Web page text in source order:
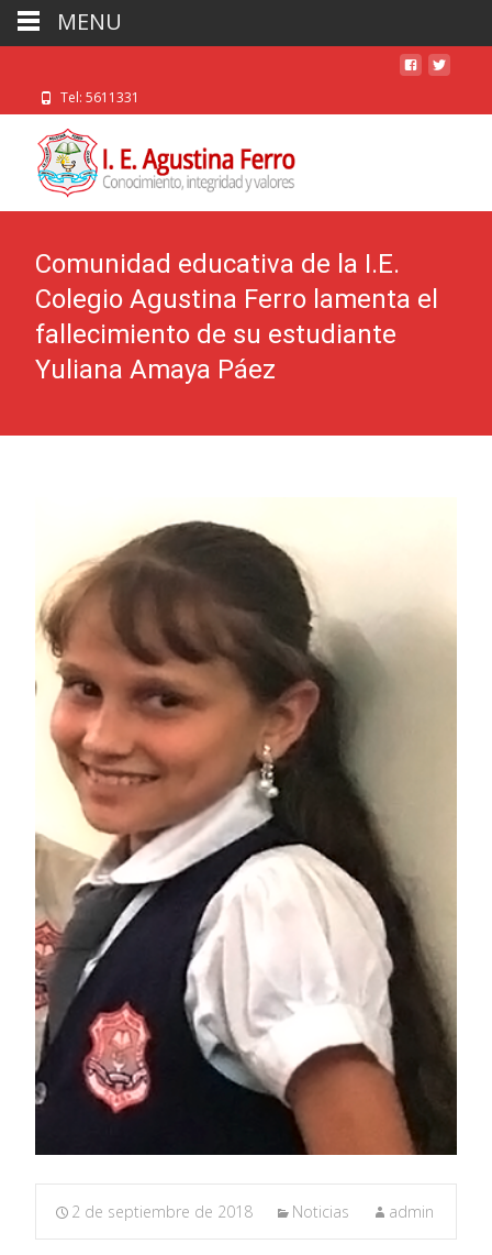
Tel: 5611331
Comunidad educativa de la I.E.
Colegio Agustina Ferro lamenta el
fallecimiento de su estudiante
Yuliana Amaya Páez
2 de septiembre de 2018 Noticias admin
MENU